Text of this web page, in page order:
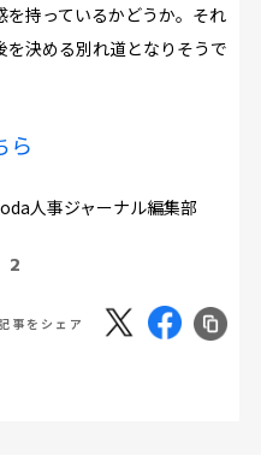
持っているかどうか。それ
決める別れ道となりそうで
ら
人事ジャーナル編集部
2
事をシェア